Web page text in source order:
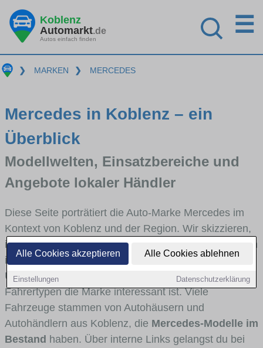
Alle Cookies akzeptieren Alle Cookies ablehnen
Einstellungen Datenschutzerklärung
Koblenz
Automarkt.de
Autos einfach finden
☰
❯ MARKEN ❯ MERCEDES
Mercedes in Koblenz – ein
Überblick
Modellwelten, Einsatzbereiche und
Angebote lokaler Händler
Diese Seite porträtiert die Auto-Marke Mercedes im
Kontext von Koblenz und der Region. Wir skizzieren,
in welchen Fahrzeugklassen Mercedes stark vertreten
ist, welche Modellreihen häufig im Stadt- und
Umlandverkehr zu sehen sind und für welche
Fahrertypen die Marke interessant ist. Viele
Fahrzeuge stammen von Autohäusern und
Autohändlern aus Koblenz, die Mercedes-Modelle im
Bestand haben. Über interne Links gelangst du bei